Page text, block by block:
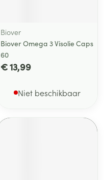
Biover
Biover Omega 3 Visolie Caps
60
€ 13,99
Niet beschikbaar